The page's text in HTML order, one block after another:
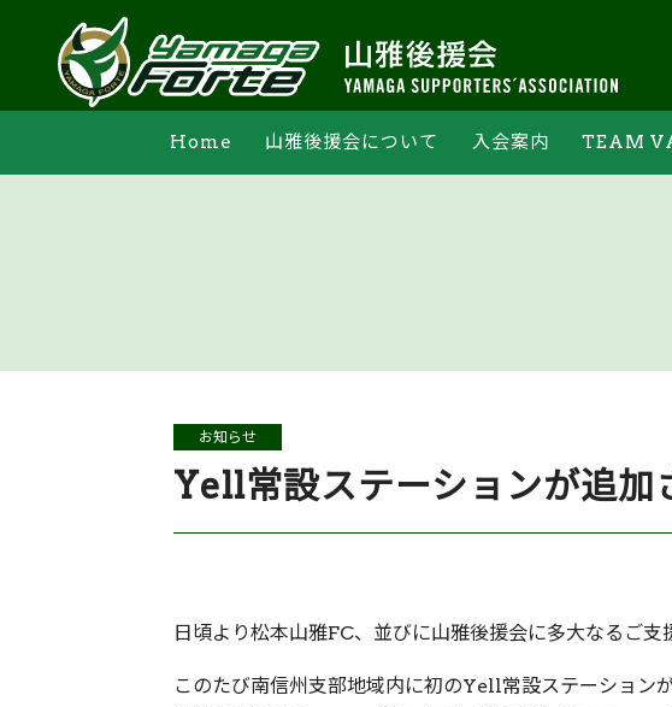
Home 山雅後援会について 入会案内 TEAM
お知らせ
Yell常設ステーションが追加
日頃より松本山雅FC、並びに山雅後援会に多大なるご支
このたび南信州支部地域内に初のYell常設ステーション